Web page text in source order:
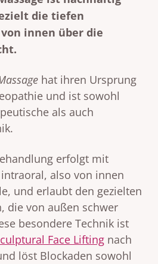
die tiefen
innen über die
hat ihren Ursprung
und ist sowohl
als auch
erfolgt mit
also von innen
und erlaubt den gezielten
die von außen schwer
besondere Technik ist
Face Lifting nach
löst Blockaden sowohl